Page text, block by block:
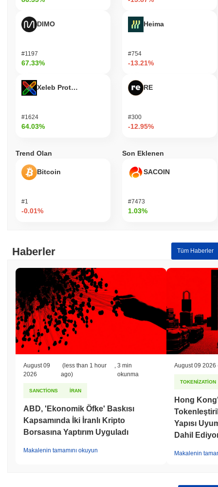
DIMO
#1197
67.33%
Xeleb Protocol
#1624
64.03%
Heima
#754
-13.21%
RE
#300
-12.95%
Trend Olan
Bitcoin
#1
-0.01%
Son Eklenen
SACOIN
#7473
1.03%
Haberler Tüm Haberler
August 09
2026
(less than 1 hour
ago)
3 min
okunma
SANCTIONS IRAN
ABD, 'Ekonomik Öfke' Baskısı
Kapsamında İki İranlı Kripto
Borsasına Yaptırım Uyguladı
Makalenin tamamını okuyun
August 09 2026
TOKENIZATION
Hong
Yapısı
Dahil
Makalenin